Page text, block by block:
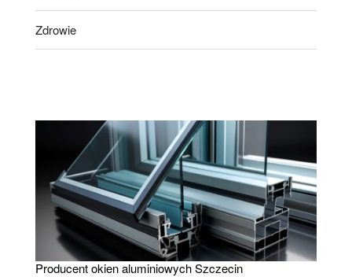
Zdrowie
Producent okien aluminiowych Szczecin